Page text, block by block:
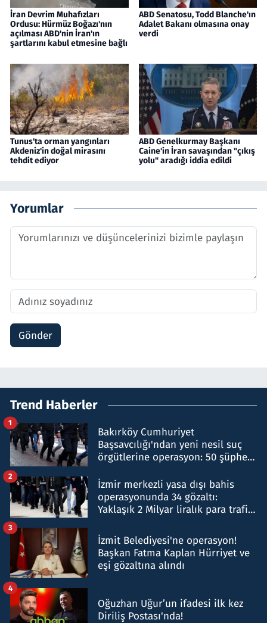
İran Devrim Muhafızları
Ordusu: Hürmüz Boğazı'nın
açılması ABD'nin İran'ın
şartlarını kabul etmesine bağlı
ABD Senatosu, Todd Blanche'ın
Adalet Bakanı olmasına onay
verdi
Tunus'ta orman yangınları
Akdeniz'in doğal mirasını
tehdit ediyor
ABD Genelkurmay Başkanı
Caine'in İran savaşından "çıkış
yolu" aradığı iddia edildi
Yorumlar
Gönder
Trend Haberler
Bakırköy Cumhuriyet
Başsavcılığı'ndan yeni nesil suç
örgütlerine operasyon: 50 şüpheli
1
İzmir merkezli yasa dışı bahis
operasyonunda 34 gözaltı:
Yaklaşık 2 Milyar liralık para trafiği
2
İzmit Belediyesi'ne operasyon!
Başkan Fatma Kaplan Hürriyet ve
eşi gözaltına alındı
3
Oğuzhan Uğur’un ifadesi ilk kez
Diriliş Postası'nda!
4